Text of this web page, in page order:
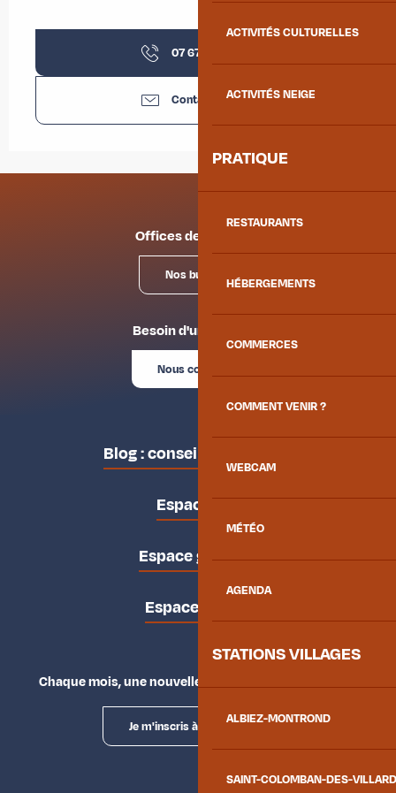
ACTIVITÉS CULTURELLES
ACTIVITÉS NEIGE
PRATIQUE
RESTAURANTS
HÉBERGEMENTS
COMMERCES
COMMENT VENIR ?
WEBCAM
MÉTÉO
AGENDA
STATIONS VILLAGES
ALBIEZ-MONTROND
SAINT-COLOMBAN-DES-
07 67 29 83
Contactez-nous
Offices de tourisme
Nos bureaux
Besoin d'un conseil ?
Nous contacter
Blog : conseils des locaux
Espace pro
Espace groupes
Espace presse
Chaque mois, une nouvelle façon d'explorer la vallée.
Je m'inscris à la newsletter